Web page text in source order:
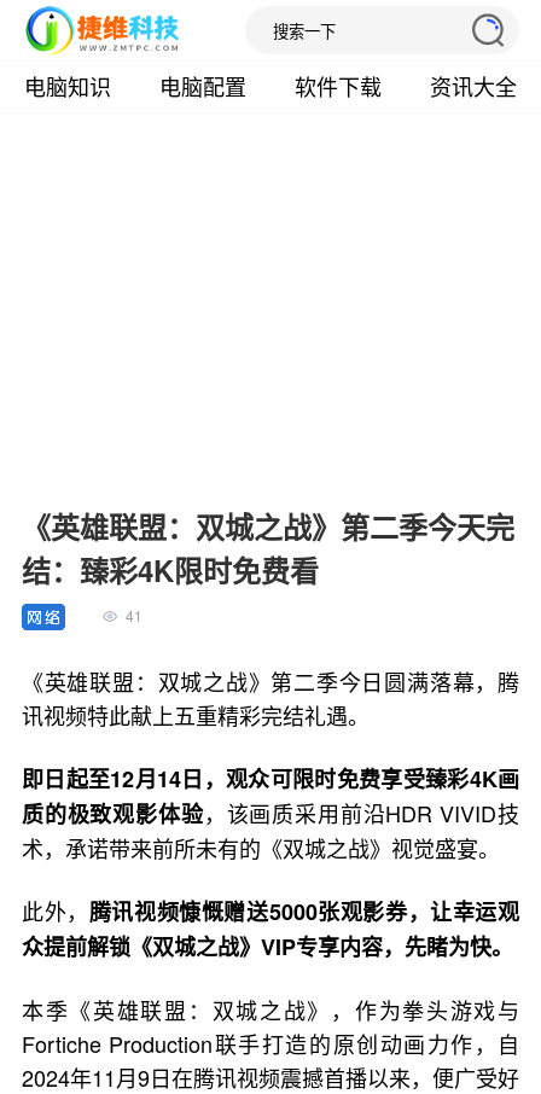
电脑知识 电脑配置 软件下载 资讯大全
《英雄联盟：双城之战》第二季今天完
结：臻彩4K限时免费看
41
《英雄联盟：双城之战》第二季今日圆满落幕，腾
讯视频特此献上五重精彩完结礼遇。
即日起至12月14日，观众可限时免费享受臻彩4K画
质的极致观影体验，该画质采用前沿HDR VIVID技
术，承诺带来前所未有的《双城之战》视觉盛宴。
此外， 腾讯视频慷慨赠送5000张观影券，让幸运观
众提前解锁《双城之战》VIP专享内容，先睹为快。
本季《英雄联盟：双城之战》，作为拳头游戏与
Fortiche Production联手打造的原创动画力作，自
2024年11月9日在腾讯视频震撼首播以来，便广受好